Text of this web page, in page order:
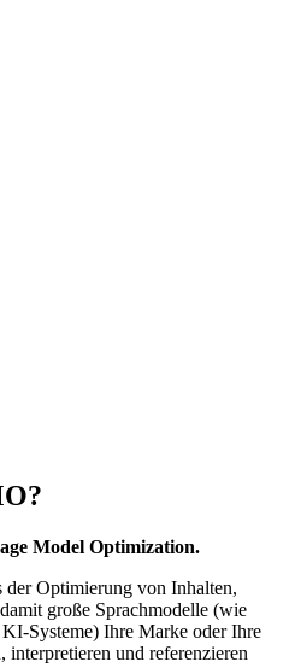
Model Optimization.
der Optimierung von Inhalten,
große Sprachmodelle (wie
Systeme) Ihre Marke oder Ihre
interpretieren und referenzieren